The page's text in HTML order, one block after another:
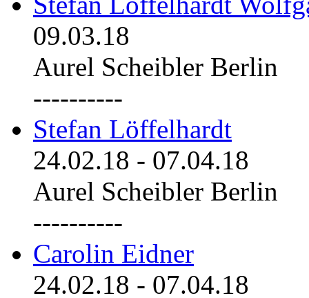
09.03.18
Aurel Scheibler Berlin
----------
Stefan Löffelhardt
24.02.18 - 07.04.18
Aurel Scheibler Berlin
----------
Carolin Eidner
24.02.18 - 07.04.18